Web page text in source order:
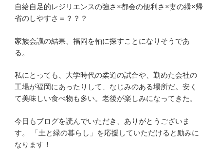
自給自足的レジリエンスの強さ×都会の便利さ×妻の縁×帰
省のしやすさ＝？？？
家族会議の結果、福岡を軸に探すことになりそうであ
る。
私にとっても、大学時代の柔道の試合や、勤めた会社の
工場が福岡にあったりして、なじみのある場所だ。安く
て美味しい食べ物も多い。老後が楽しみになってきた。
今日もブログを読んでいただき、ありがとうございま
す。 「土と緑の暮らし」を応援していただけると励みに
なります！